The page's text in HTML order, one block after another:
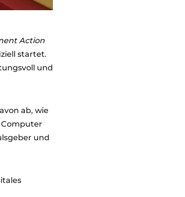
Action
startet.
und
ab, wie
und